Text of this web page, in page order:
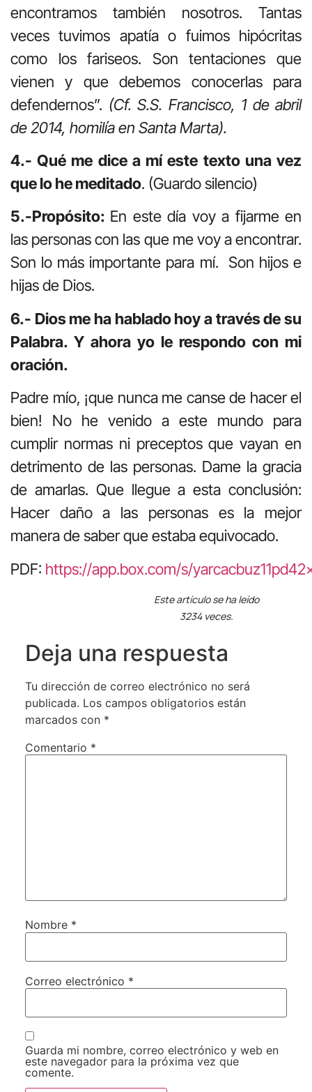
encontramos también nosotros. Tantas
veces tuvimos apatía o fuimos hipócritas
como los fariseos. Son tentaciones que
vienen y que debemos conocerlas para
defendernos”. (Cf. S.S. Francisco, 1 de abril
de 2014, homilía en Santa Marta).
4.- Qué me dice a mí este texto una vez
que lo he meditado. (Guardo silencio)
5.-Propósito: En este día voy a fijarme en
las personas con las que me voy a encontrar.
Son lo más importante para mí. Son hijos e
hijas de Dios.
6.- Dios me ha hablado hoy a través de su
Palabra. Y ahora yo le respondo con mi
oración.
Padre mío, ¡que nunca me canse de hacer el
bien! No he venido a este mundo para
cumplir normas ni preceptos que vayan en
detrimento de las personas. Dame la gracia
de amarlas. Que llegue a esta conclusión:
Hacer daño a las personas es la mejor
manera de saber que estaba equivocado.
PDF: https://app.box.com/s/
Este artículo se ha leído
3234 veces.
Deja una respuesta
Tu dirección de correo electrónico no será
publicada. Los campos obligatorios están
marcados con *
Comentario *
Nombre *
Correo electrónico *
Guarda mi nombre, correo electrónico y web en
este navegador para la próxima vez que
comente.